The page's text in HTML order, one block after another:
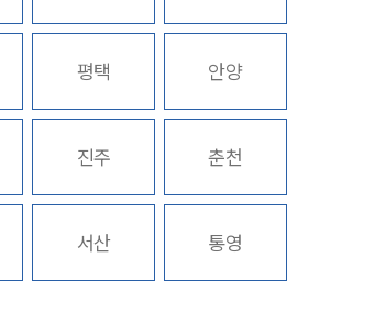
업무분야
금융·자본시장그룹 업무
전체
구성원 소개
금융전문변호사
평택 안양
진주 춘천
서산 통영